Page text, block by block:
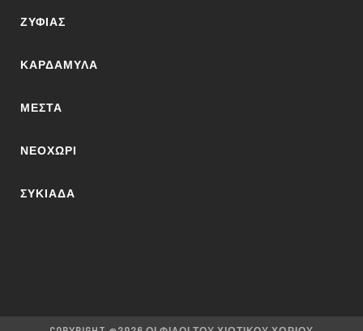
ΖΥΦΙΆΣ
ΚΑΡΔΆΜΥΛΑ
ΜΕΣΤΆ
ΝΕΟΧΏΡΙ
ΣΥΚΙΆΔΑ